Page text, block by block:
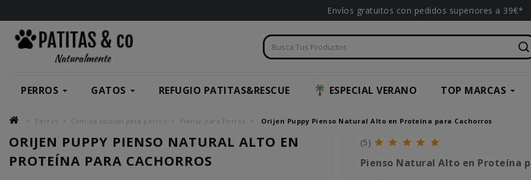
Envíos gratuitos con pedidos superiores a 39€*
PERROS GATOS REFUGIO PATITAS&RESCUE ESPECIAL VERANO TOP MARCAS
Perros Comida natural para perros Pienso para Perros Orijen Puppy Pienso Natural Alto en Proteína para Cachorros
ORIJEN PUPPY PIENSO NATURAL ALTO EN
PROTEÍNA PARA CACHORROS
(5)
Pienso Natural Alto en Proteína